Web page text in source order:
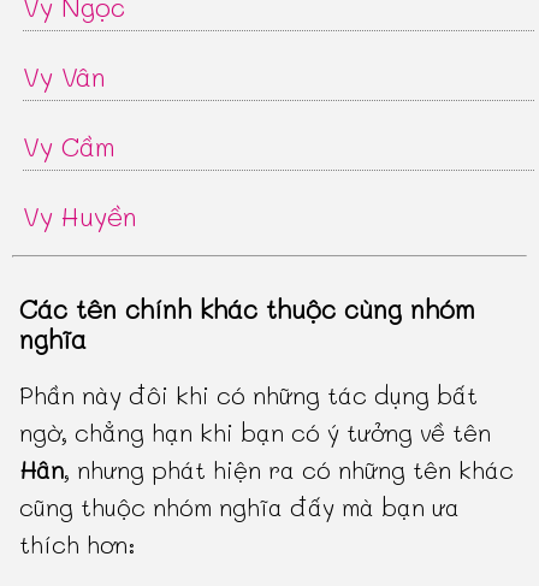
Vy Vân
Vy Cầm
Vy Huyền
Các tên chính khác thuộc cùng nhóm
nghĩa
Phần này đôi khi có những tác dụng bất
ngờ, chẳng hạn khi bạn có ý tưởng về tên
Hân, nhưng phát hiện ra có những tên khác
cũng thuộc nhóm nghĩa đấy mà bạn ưa
thích hơn: